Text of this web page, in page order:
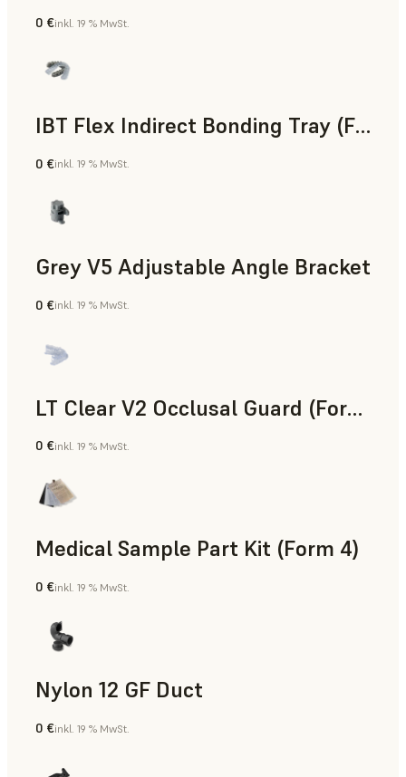
Technik
0 €inkl. 19 % MwSt.
IBT Flex Indirect Bonding Tray (Form 4)
Zahnmedizin
0 €inkl. 19 % MwSt.
Grey V5 Adjustable Angle Bracket
Standard
0 €inkl. 19 % MwSt.
LT Clear V2 Occlusal Guard (Form 4)
Zahnmedizin
0 €inkl. 19 % MwSt.
Medical Sample Part Kit (Form 4)
Medizin
0 €inkl. 19 % MwSt.
Nylon 12 GF Duct
SLS-Pulver
0 €inkl. 19 % MwSt.